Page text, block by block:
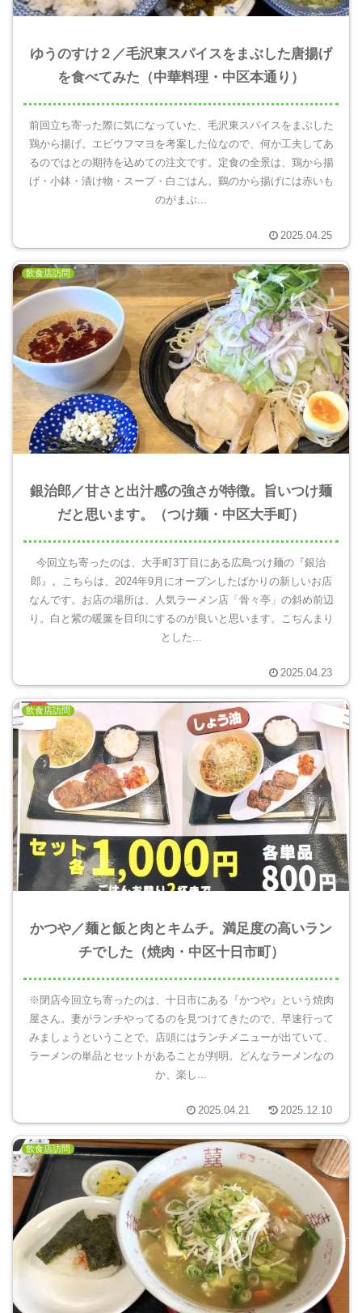
ゆうのすけ２／毛沢東スパイスをまぶした唐揚げ
を食べてみた（中華料理・中区本通り）
前回立ち寄った際に気になっていた、毛沢東スパイスをまぶした
鶏から揚げ。エビウフマヨを考案した位なので、何か工夫してあ
るのではとの期待を込めての注文です。定食の全景は、鶏から揚
げ・小鉢・漬け物・スープ・白ごはん。鷄のから揚げには赤いも
のがまぶ...
2025.04.25
飲食店訪問
銀治郎／甘さと出汁感の強さが特徴。旨いつけ麺
だと思います。（つけ麺・中区大手町）
今回立ち寄ったのは、大手町3丁目にある広島つけ麺の『銀治
郎』。こちらは、2024年9月にオープンしたばかりの新しいお店
なんです。お店の場所は、人気ラーメン店「骨々亭」の斜め前辺
り。白と紫の暖簾を目印にするのが良いと思います。こぢんまり
とした...
2025.04.23
飲食店訪問
かつや／麺と飯と肉とキムチ。満足度の高いラン
チでした（焼肉・中区十日市町）
※閉店今回立ち寄ったのは、十日市にある『かつや』という焼肉
屋さん。妻がランチやってるのを見つけてきたので、早速行って
みましょうということで。店頭にはランチメニューが出ていて、
ラーメンの単品とセットがあることが判明。どんなラーメンなの
か、楽し...
2025.04.21 2025.12.10
飲食店訪問